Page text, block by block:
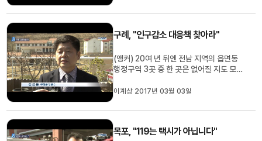
Ｒ▶ 매월 초하루와 보름, 조선시대 전라도
관에 모였습니다. 지방의 작...
구례, "인구감소 대응책 찾아라"
(앵커) 20여 년 뒤엔 전남 지역의 읍면동
행정구역 3곳 중 한 곳은 없어질 지도 모르
않다는 건데요.. 그런데 구례군 인구가 5년
다. 이계상 기자.. (기자) 지리산 자락에 자
가장 한적한 산골 자치...
이계상 2017년 03월 03일
목포, "119는 택시가 아닙니다"